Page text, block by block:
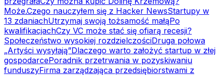
Może.Czego nauczyłem się z Hacker NewsStartupy w
13 zdaniachUtrzymaj swoją tożsamość małąPo
kwalifikacjachCzy VC może stać się ofiarą recesji?
Społeczeństwo wysokiej rozdzielczościDruga połowa
„Artyści wysyłają”Dlaczego warto założyć startup w złej
gospodarcePoradnik przetrwania w pozyskiwaniu
funduszyFirma zarządzająca przedsiębiorstwami z